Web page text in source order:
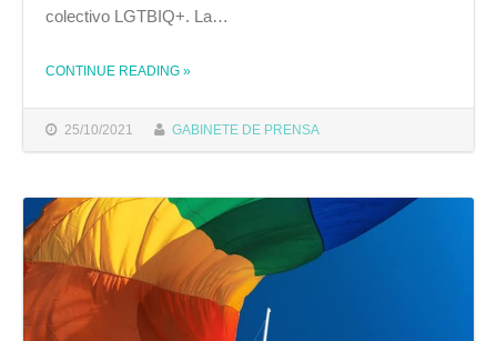
25/10/2021 GABINETE DE PRENSA
colectivo LGTBIQ+. La…
CONTINUE READING THE "EL AYUNTAMIENTO PONE EN MARCHA LA CAMPAÑA ‘LO TENEMOS CLARO, LA DIVERSIDAD SUMA’ EN DEFENSA DE LOS DERECHOS LGTBIQ+"
»